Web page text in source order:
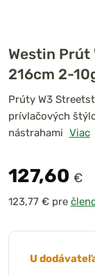
Westin Prút
216cm 2-
Prúty W3
prívlačových
nástrahami Viac
127,60 €
pre
U